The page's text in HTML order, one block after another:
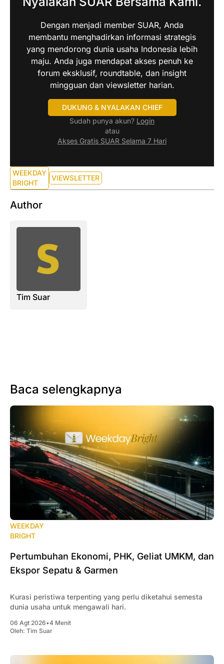
Dengan menjadi member SUAR, Anda
membantu menghadirkan informasi strategis
yang mendorong dunia usaha Indonesia lebih
maju. Anda juga mendapat akses penuh ke
forum eksklusif, roundtable, dan insight
mingguan dan viewsletter harian.
DUKUNG & NYALAKAN CHIEF
Sudah punya akun? Login
atau
Akses Gratis SUAR Selama 7 Hari
WEEKDAY
BRIGHT
VIEWSLETTER
Author
Tim Suar
Baca selengkapnya
WEEKDAY
BRIGHT
Pertumbuhan Ekonomi, PHK, Geliat UMKM, dan
Ekspor Sepatu & Garmen
Kurasi peristiwa terpenting yang perlu diketahui semesta
dunia usaha untuk mengawali hari.
06 Agt 2026•4 Menit
Oleh: Tim Suar